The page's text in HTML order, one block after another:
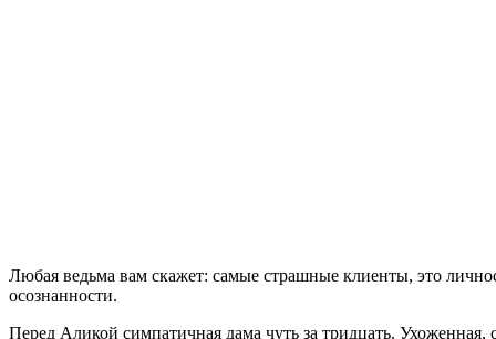
Любая ведьма вам скажет: самые страшные клиенты, это
осознанности.
Перед Аликой симпатичная дама чуть за тридцать.